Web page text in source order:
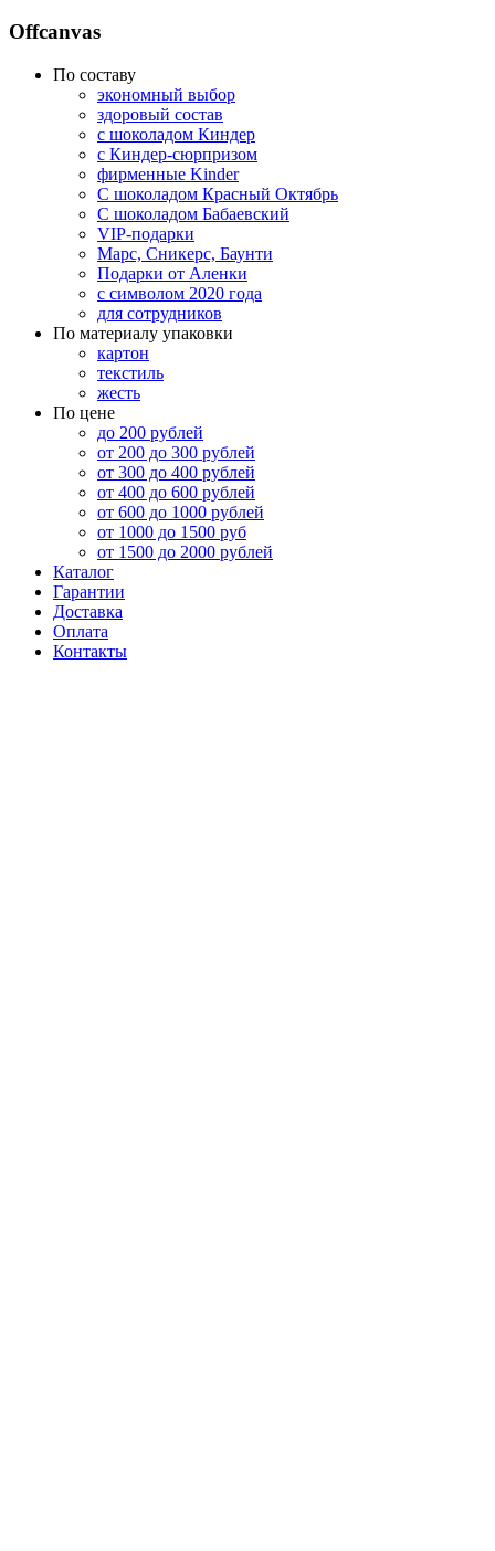
Offcanvas
По составу
экономный выбор
здоровый состав
с шоколадом Киндер
с Киндер-сюрпризом
фирменные Kinder
С шоколадом Красный Октябрь
С шоколадом Бабаевский
VIP-подарки
Марс, Сникерс, Баунти
Подарки от Аленки
с символом 2020 года
для сотрудников
По материалу упаковки
картон
текстиль
жесть
По цене
до 200 рублей
от 200 до 300 рублей
от 300 до 400 рублей
от 400 до 600 рублей
от 600 до 1000 рублей
от 1000 до 1500 руб
от 1500 до 2000 рублей
Каталог
Гарантии
Доставка
Оплата
Контакты